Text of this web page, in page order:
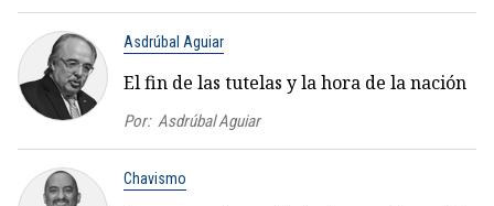
Asdrúbal Aguiar
El fin de las tutelas y la hora de la nación
Por: Asdrúbal Aguiar
Chavismo